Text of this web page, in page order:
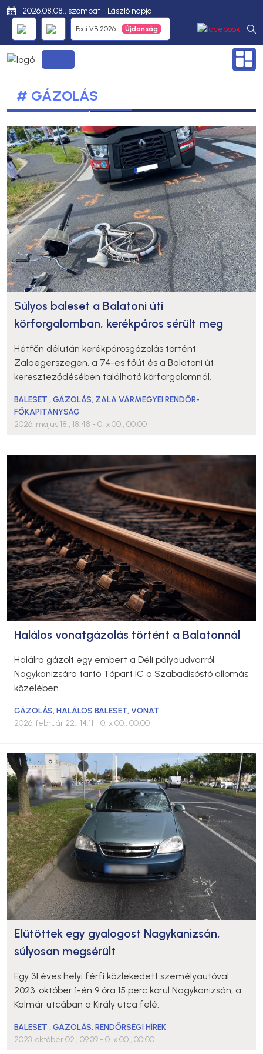
2026.08.08., szombat - László napja
Foci VB 2026
# GÁZOLÁS
Súlyos baleset a Balatoni úti
körforgalomban, kerékpáros sérült meg
Hétfőn délután kerékpárosgázolás történt
Zalaegerszegen, a 74-es főút és a Balatoni út
kereszteződésében található körforgalomnál.
BALESET ,GÁZOLÁS, ZALA VÁRMEGYEI RENDŐR-
FŐKAPITÁNYSÁG
2026. május 18., 18:48 - 0. x 00., 00:00
Halálos vonatgázolás történt a Balatonnál
Halálra gázolt egy embert a Déli pályaudvarról
Nagykanizsára tartó Tópart IC a Szabadisóstó állomás
közelében.
GÁZOLÁS,HALÁLOS BALESET,VONAT
2026. február 22., 14:11 - 0. x 00., 00:00
Elütöttek egy gyalogost Nagykanizsán,
súlyosan megsérült
Egy 31 éves helyi férfi közlekedett személyautóval
2023. október 1-én 9 óra 15 perc körül Nagykanizsán, a
Kalmár utcában a Király utca felé.
BALESET ,GÁZOLÁS,RENDŐRSÉGI HÍREK
2023. október 02., 09:39 - 0. x 00., 00:00